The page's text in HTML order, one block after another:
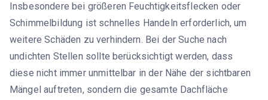
Insbesondere bei größeren Feuchtigkeitsflecken oder
Schimmelbildung ist schnelles Handeln erforderlich, um
weitere Schäden zu verhindern. Bei der Suche nach
undichten Stellen sollte berücksichtigt werden, dass
diese nicht immer unmittelbar in der Nähe der sichtbaren
Mängel auftreten, sondern die gesamte Dachfläche